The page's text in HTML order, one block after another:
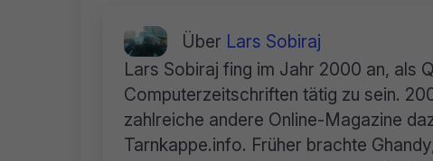
Über Lars Sobiraj
Lars Sobiraj fing im Jahr 2000 an, als
Computerzeitschriften tätig zu sein.
zahlreiche andere Online-Magazine
Tarnkappe.info. Früher brachte